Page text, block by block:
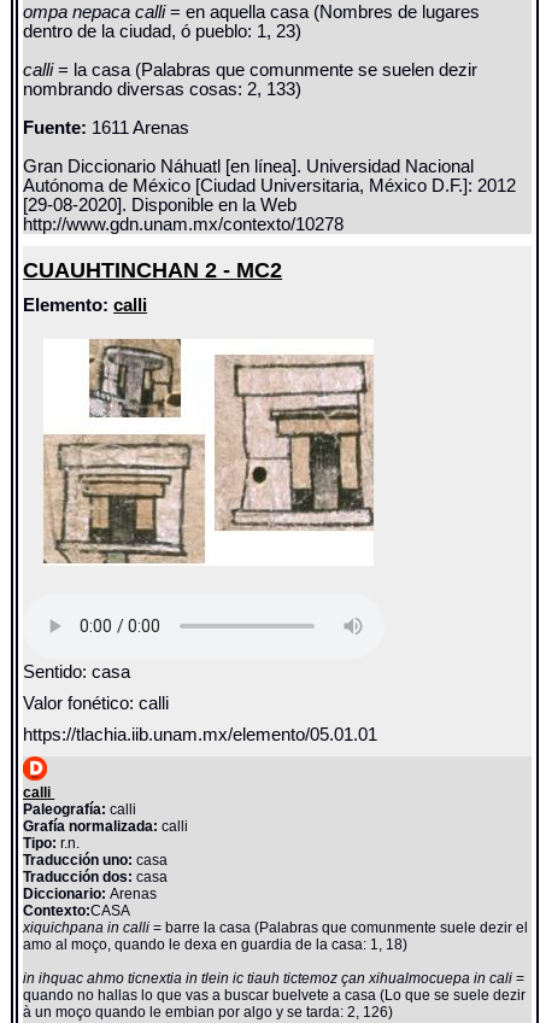
ompa nepaca calli= en aquella casa (Nombres de lugares
dentro de la ciudad, ó pueblo: 1, 23)
calli= la casa (Palabras que comunmente se suelen dezir
nombrando diversas cosas: 2, 133)
Fuente: 1611 Arenas
Gran Diccionario Náhuatl [en línea]. Universidad Nacional
Autónoma de México [Ciudad Universitaria, México D.F.]: 2012
[29-08-2020]. Disponible en la Web
http://www.gdn.unam.mx/contexto/10278
CUAUHTINCHAN 2 - MC2
Elemento:calli
Sentido: casa
Valor fonético: calli
https://tlachia.iib.unam.mx/elemento/05.01.01
calli
Paleografía: calli
Grafía normalizada: calli
Tipo: r.n.
Traducción uno: casa
Traducción dos: casa
Diccionario:Arenas
Contexto:CASA
xiquichpana in calli= barre la casa (Palabras que comunmente suele dezir el
amo al moço, quando le dexa en guardia de la casa: 1, 18)
in ihquac ahmo ticnextia in tlein ic tiauh tictemoz çan xihualmocuepa in cali=
quando no hallas lo que vas a buscar buelvete a casa (Lo que se suele dezir
à un moço quando le embian por algo y se tarda: 2, 126)